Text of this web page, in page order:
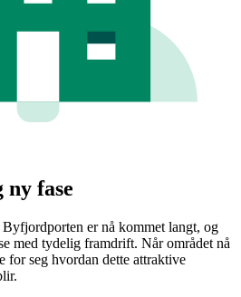
fase
er nå kommet langt, og
med tydelig framdrift. Når området nå
for seg hvordan dette attraktive